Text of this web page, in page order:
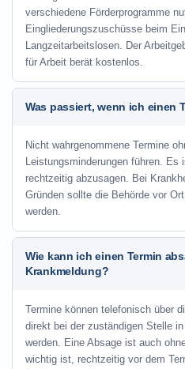
verschiedene Förderprogramme
Eingliederungszuschüsse beim
Langzeitarbeitslosen. Der
für Arbeit berät kostenlos.
Was passiert, wenn ich einen
Nicht wahrgenommene Termine
Leistungsminderungen führen. Es
rechtzeitig abzusagen. Bei
Gründen sollte die Behörde vor
werden.
Wie kann ich einen Termin
Krankmeldung?
Termine können telefonisch über
direkt bei der zuständigen Stelle
werden. Eine Absage ist auch
wichtig ist, rechtzeitig vor dem